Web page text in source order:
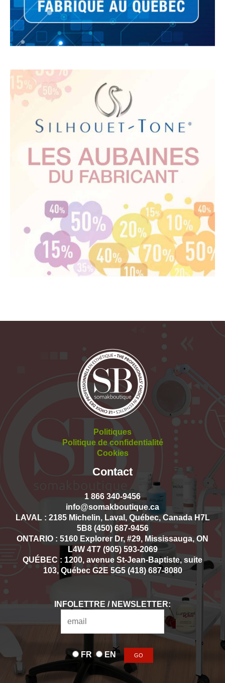
Politiques
Politique de confidentialité
Cookies
Contact
1 866 340-9456
info@somakboutique.ca
LAVAL : 2185 Michelin, Laval, Québec, Canada H7L
5B8 (450) 687-9456
ONTARIO : 5160 Explorer Dr, #29, Mississauga, ON
L4W 4T7 (905) 593-2069
QUÉBEC : 1200, avenue St-Jean-Baptiste, suite
103, Québec G2E 5G5 (418) 687-8080
INFOLETTRE / NEWSLETTER:
FR EN